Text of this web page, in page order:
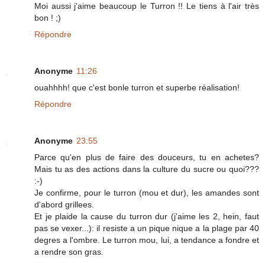
Moi aussi j'aime beaucoup le Turron !! Le tiens à l'air très
bon ! ;)
Répondre
Anonyme 11:26
ouahhhh! que c'est bonle turron et superbe réalisation!
Répondre
Anonyme 23:55
Parce qu'en plus de faire des douceurs, tu en achetes?
Mais tu as des actions dans la culture du sucre ou quoi???
:-)
Je confirme, pour le turron (mou et dur), les amandes sont
d'abord grillees.
Et je plaide la cause du turron dur (j'aime les 2, hein, faut
pas se vexer...): il resiste a un pique nique a la plage par 40
degres a l'ombre. Le turron mou, lui, a tendance a fondre et
a rendre son gras.